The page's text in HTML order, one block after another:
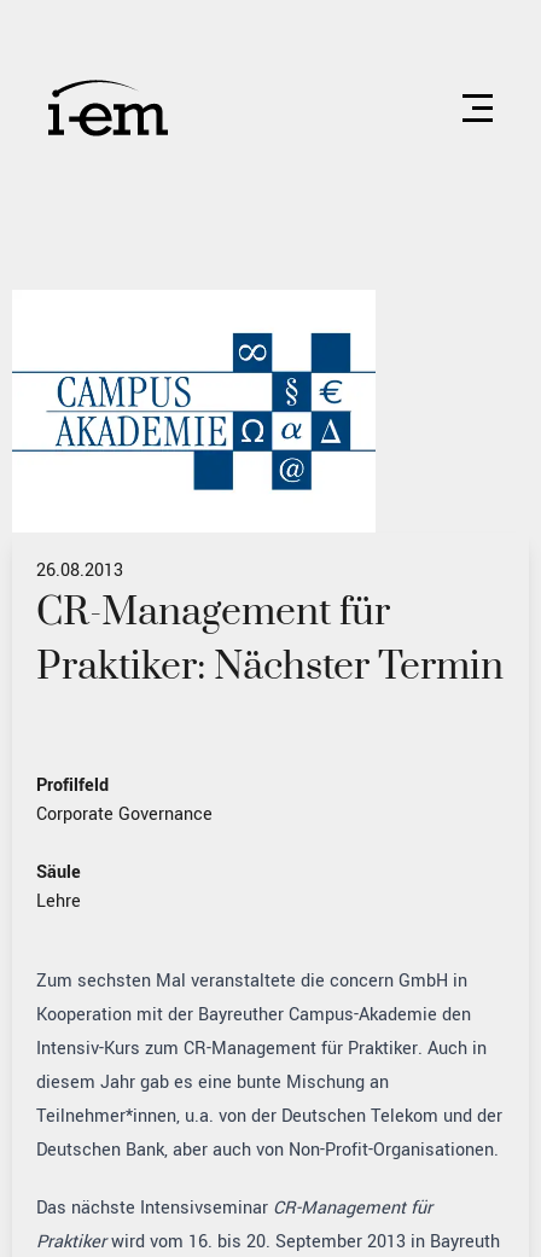
26.08.2013
CR-Management für
Praktiker: Nächster Termin
Profilfeld
Corporate Governance
Säule
Lehre
Zum sechsten Mal veranstaltete die concern GmbH in
Kooperation mit der Bayreuther Campus-Akademie den
Intensiv-Kurs zum CR-Management für Praktiker. Auch in
diesem Jahr gab es eine bunte Mischung an
Teilnehmer*innen, u.a. von der Deutschen Telekom und der
Deutschen Bank, aber auch von Non-Profit-Organisationen.
Das nächste Intensivseminar CR-Management für
Praktikerwird vom 16. bis 20. September 2013 in Bayreuth